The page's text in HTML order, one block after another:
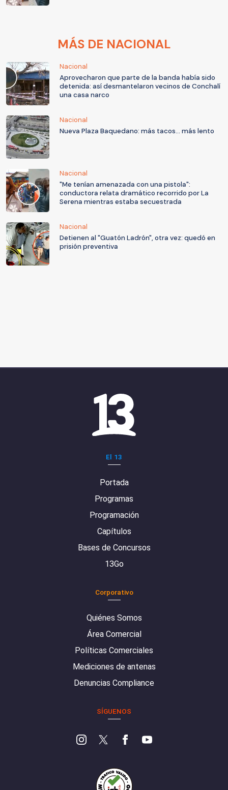
MÁS DE NACIONAL
Nacional
Aprovecharon que parte de la banda había sido
detenida: así desmantelaron vecinos de Conchalí
una casa narco
Nacional
Nueva Plaza Baquedano: más tacos... más lento
Nacional
"Me tenían amenazada con una pistola":
conductora relata dramático recorrido por La
Serena mientras estaba secuestrada
Nacional
Detienen al "Guatón Ladrón", otra vez: quedó en
prisión preventiva
El 13
Portada
Programas
Programación
Capítulos
Bases de Concursos
13Go
Corporativo
Quiénes Somos
Área Comercial
Políticas Comerciales
Mediciones de antenas
Denuncias Compliance
SÍGUENOS